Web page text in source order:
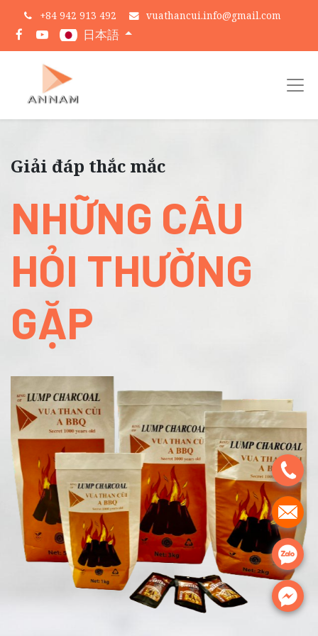
.
.
.
.
+84 942 913 492 vuathancui.info@gmail.com
日本語
Giải đáp thắc mắc
NHỮNG CÂU
HỎI THƯỜNG
GẶP